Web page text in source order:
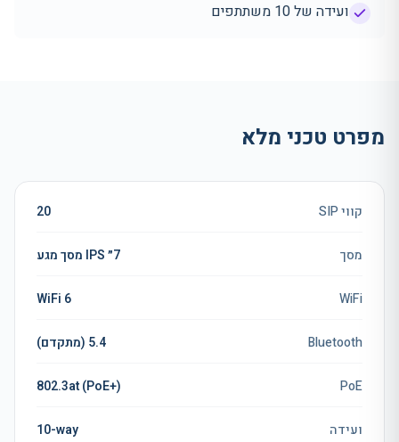
ועידה של 10 משתתפים
מפרט טכני מלא
קווי SIP 20
מסך 7״ IPS מסך מגע
WiFi
WiFi 6
Bluetooth 5.4 (מתקדם)
PoE
802.3at (PoE+)
ועידה 10-way